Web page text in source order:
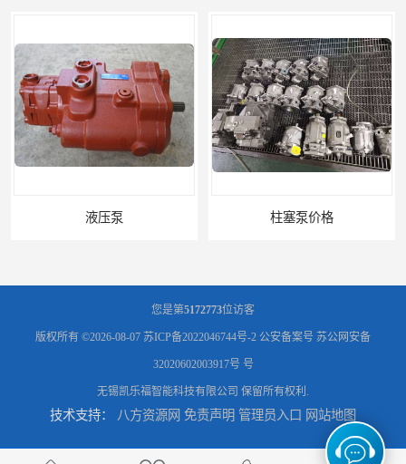
液压泵报价 液压泵价格
您是第5172773位访客
版权所有 ©2026-08-07 苏ICP备2022046744号-2 公安备案号 苏公网安备
32020602003917号 号
无锡凯乐福智能科技有限公司 保留所有权利.
技术支持： 八方资源网 免责声明 管理员入口 网站地图